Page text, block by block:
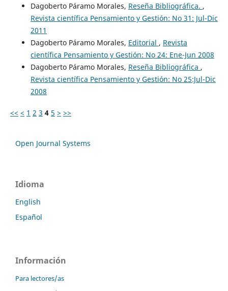
Dagoberto Páramo Morales, Reseña Bibliográfica. ,
Revista científica Pensamiento y Gestión: No 31: Jul-Dic
2011
Dagoberto Páramo Morales, Editorial , Revista
científica Pensamiento y Gestión: No 24: Ene-Jun 2008
Dagoberto Páramo Morales, Reseña Bibliográfica ,
Revista científica Pensamiento y Gestión: No 25:Jul-Dic
2008
<< < 1 2 3 4 5 > >>
Open Journal Systems
Idioma
English
Español
Información
Para lectores/as